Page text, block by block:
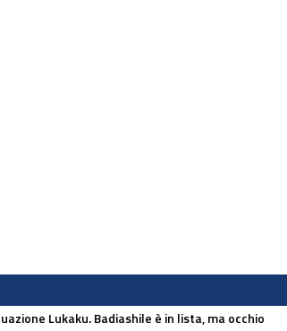
Lukaku. Badiashile è in lista, ma occhio